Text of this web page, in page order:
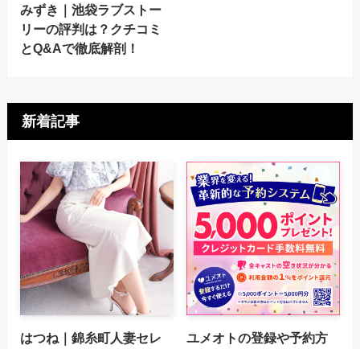
みずき｜池袋ラブストー
リーの評判は？クチコミ
とQ&Aで徹底解剖！
新着記事
はつね｜錦糸町人妻セレ
ユメオトの登録や予約方